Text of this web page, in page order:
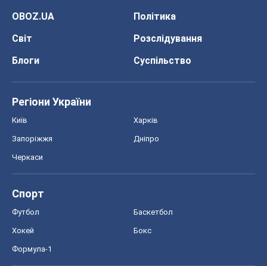
OBOZ.UA
Політика
Світ
Розслідування
Блоги
Суспільство
Регіони України
Київ Харків
Запоріжжя Дніпро
Черкаси
Спорт
Футбол Баскетбол
Хокей Бокс
Формула-1